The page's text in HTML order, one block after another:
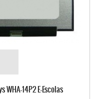
WHA-14P2 E-Escolas